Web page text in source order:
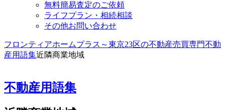
無料簡易査定のご依頼
ライフプラン・相続相談
その他お問い合わせ
フロンティアホームプラス～東京23区の不動産売買専門不動
産用語集近隣商業地域
不動産用語集